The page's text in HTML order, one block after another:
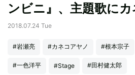
ンビニ』、主題歌に
2018.07.24 Tue
#岩瀬亮 #カネコアヤノ #根本宗子
#一色洋平 #Stage #田村健太郎